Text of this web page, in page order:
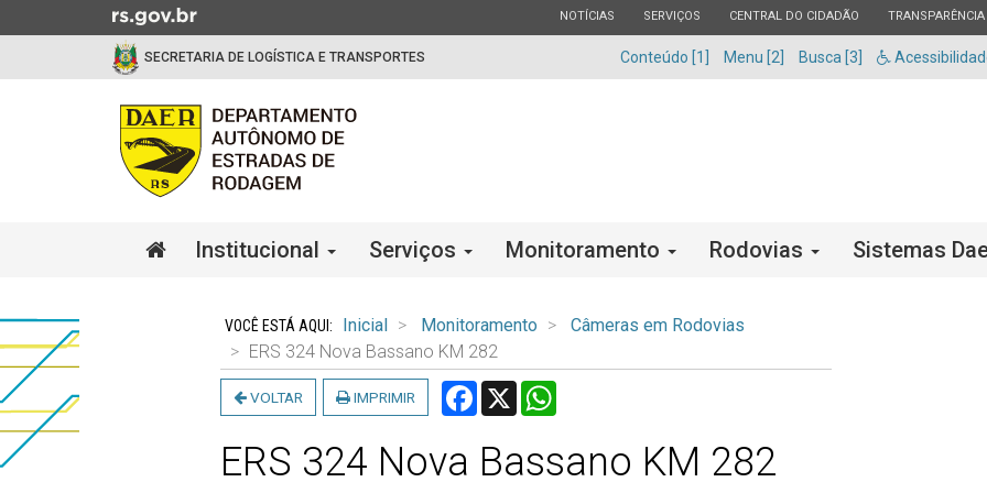
para
ESTADO
NOTÍCIAS ESTADO
SERVIÇOS ESTADO
CENTRAL DO CIDADÃO ESTADO
TRANSPARÊNCIA
SECRETARIA DE LOGÍSTICA E TRANSPORTES Conteúdo [1] Menu [2] Busca [3]
Institucional Serviços Monitoramento Rodovias Sistemas
do
conteúdo
Inicial Monitoramento
Câmeras em Rodovias
ERS 324 Nova Bassano KM 282
VOLTAR IMPRIMIR Facebook
X WhatsApp
ERS 324 Nova Bassano KM 282